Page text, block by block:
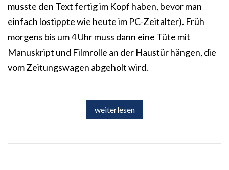
musste den Text fertig im Kopf haben, bevor man
einfach lostippte wie heute im PC-Zeitalter). Früh
morgens bis um 4 Uhr muss dann eine Tüte mit
Manuskript und Filmrolle an der Haustür hängen, die
vom Zeitungswagen abgeholt wird.
weiterlesen